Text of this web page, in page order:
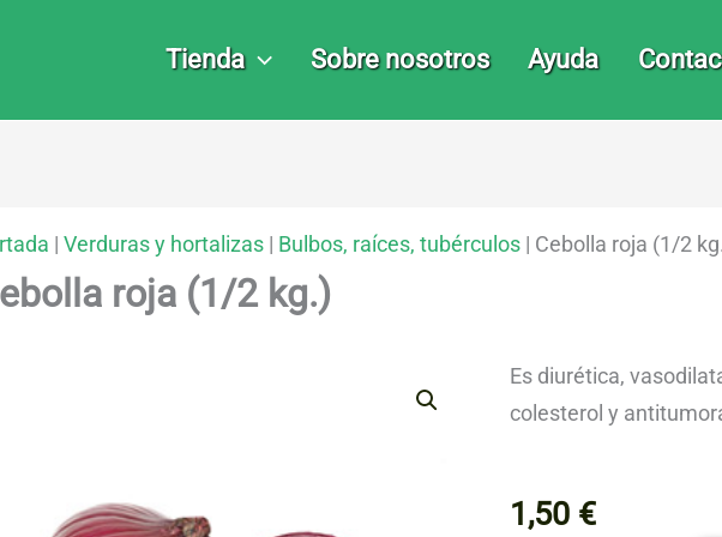
Tienda Sobre nosotros Ayuda
| Verduras y hortalizas | Bulbos, raíces, tubérculos | Cebolla roja (1/2
roja (1/2 kg.)
Es diurética,
colesterol y
1,50 €